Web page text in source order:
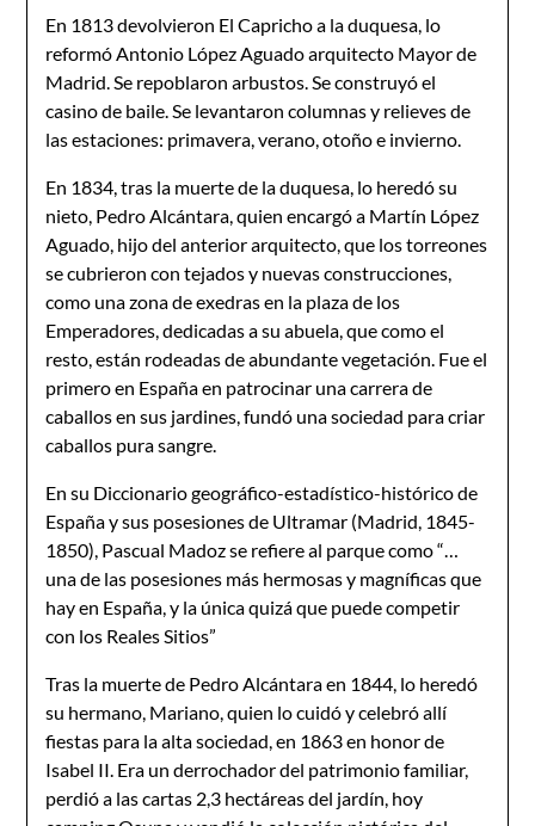
En 1813 devolvieron El Capricho a la duquesa, lo
reformó Antonio López Aguado arquitecto Mayor de
Madrid. Se repoblaron arbustos. Se construyó el
casino de baile. Se levantaron columnas y relieves de
las estaciones: primavera, verano, otoño e invierno.
En 1834, tras la muerte de la duquesa, lo heredó su
nieto, Pedro Alcántara, quien encargó a Martín López
Aguado, hijo del anterior arquitecto, que los torreones
se cubrieron con tejados y nuevas construcciones,
como una zona de exedras en la plaza de los
Emperadores, dedicadas a su abuela, que como el
resto, están rodeadas de abundante vegetación. Fue el
primero en España en patrocinar una carrera de
caballos en sus jardines, fundó una sociedad para criar
caballos pura sangre.
En su Diccionario geográfico-estadístico-histórico de
España y sus posesiones de Ultramar (Madrid, 1845-
1850), Pascual Madoz se refiere al parque como “…
una de las posesiones más hermosas y magníficas que
hay en España, y la única quizá que puede competir
con los Reales Sitios”
Tras la muerte de Pedro Alcántara en 1844, lo heredó
su hermano, Mariano, quien lo cuidó y celebró allí
fiestas para la alta sociedad, en 1863 en honor de
Isabel II. Era un derrochador del patrimonio familiar,
perdió a las cartas 2,3 hectáreas del jardín, hoy